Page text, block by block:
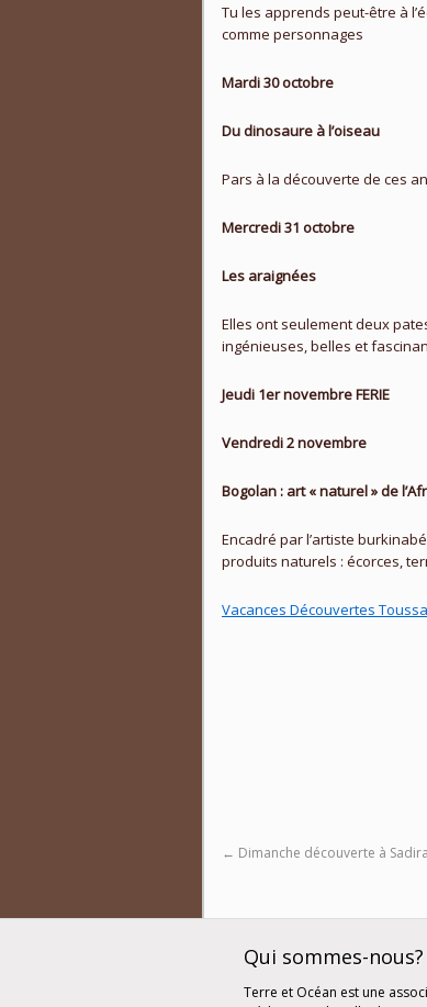
Tu les apprends peut-être à
comme personnages
Mardi 30 octobre
Du dinosaure à l’oiseau
Pars à la découverte de ces
Mercredi 31 octobre
Les araignées
Elles ont seulement deux
ingénieuses, belles et
Jeudi 1er novembre FERIE
Vendredi 2 novembre
Bogolan : art « naturel » de
Encadré par l’artiste
produits naturels : écorces,
Vacances Découvertes
← Dimanche découverte à
Qui sommes-nous?
Terre et Océan est une